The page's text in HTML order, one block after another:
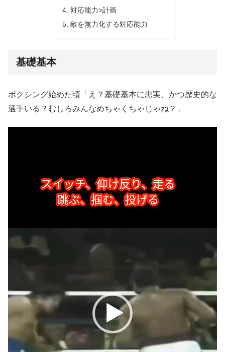
対応能力>計画
敵を無力化する対応能力
基礎基本
ボクシング始めた頃「え？基礎基本に忠実、かつ歴史的な
選手いる？むしろみんなめちゃくちゃじゃね？」